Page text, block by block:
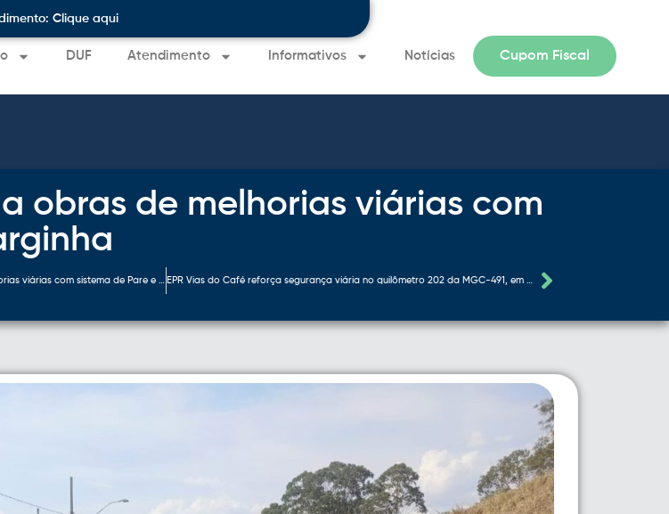
DUF Atendimento Informativos Notícias Cupom Fiscal
Clique aqui
obras de melhorias viárias com
EPR Vias do Café programa frentes de melhorias viárias com sistema de Pare e Siga em 6 rodovias nesta semana EPR Vias do Café reforça segurança viária no quilômetro 202 da MGC-491, em Paraguaçu